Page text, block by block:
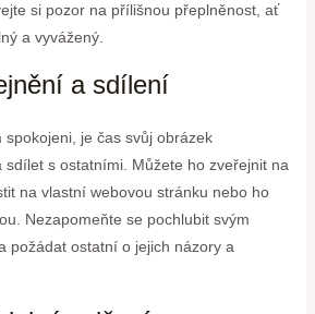
si pozor na přílišnou přeplněnost, ať
a vyvážený.
a sdílení
spokojeni, je čas svůj obrázek
sdílet s ostatními. Můžete ho zveřejnit na
na vlastní webovou stránku nebo ho
Nezapomeňte se pochlubit svým
požádat ostatní o jejich názory a